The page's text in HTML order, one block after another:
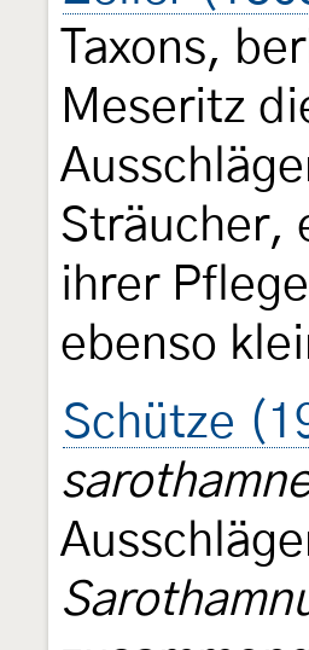
Taxons,
Meseritz
Sträucher,
ihrer
ebenso
Schütze